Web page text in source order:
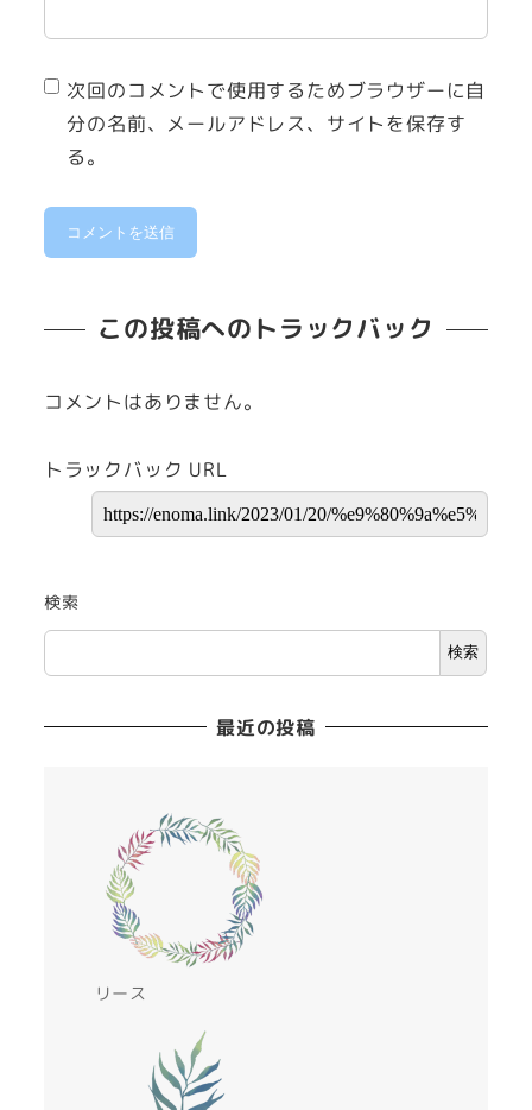
次回のコメントで使用するためブラウザーに自
分の名前、メールアドレス、サイトを保存す
る。
この投稿へのトラックバック
コメントはありません。
トラックバック URL
検索
検索
最近の投稿
リース